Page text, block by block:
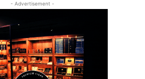
- Advertisement -